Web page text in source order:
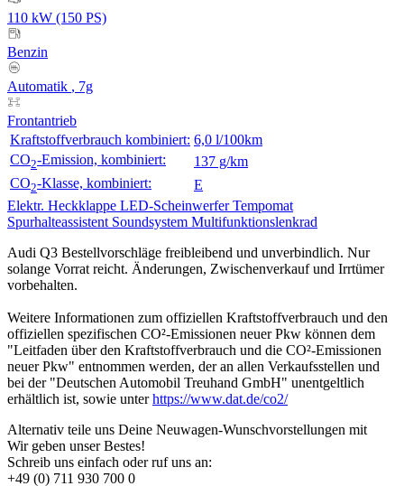
110 kW (150 PS)
Benzin
Automatik , 7g
Frontantrieb
Kraftstoffverbrauch kombiniert: 6,0 l/100km
CO2-Emission, kombiniert:
137 g/km
CO2-Klasse, kombiniert:
E
Elektr. Heckklappe LED-Scheinwerfer Tempomat
Spurhalteassistent Soundsystem Multifunktionslenkrad
Audi Q3 Bestellvorschläge freibleibend und unverbindlich. Nur
solange Vorrat reicht. Änderungen, Zwischenverkauf und Irrtümer
vorbehalten.
Weitere Informationen zum offiziellen Kraftstoffverbrauch und den
offiziellen spezifischen CO²-Emissionen neuer Pkw können dem
"Leitfaden über den Kraftstoffverbrauch und die CO²-Emissionen
neuer Pkw" entnommen werden, der an allen Verkaufsstellen und
bei der "Deutschen Automobil Treuhand GmbH" unentgeltlich
erhältlich ist, sowie unterhttps://www.dat.de/co2/
Alternativ teile uns Deine Neuwagen-Wunschvorstellungen mit
Wir geben unser Bestes!
Schreib uns einfach oder ruf uns an:
+49 (0) 711 930 700 0